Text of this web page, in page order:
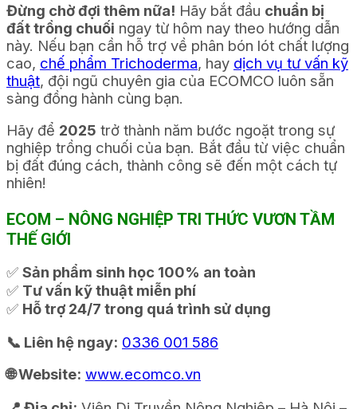
Đừng chờ đợi thêm nữa! Hãy bắt đầu chuẩn bị
đất trồng chuối ngay từ hôm nay theo hướng dẫn
này. Nếu bạn cần hỗ trợ về phân bón lót chất lượng
cao, chế phẩm Trichoderma, hay dịch vụ tư vấn kỹ
thuật, đội ngũ chuyên gia của ECOMCO luôn sẵn
sàng đồng hành cùng bạn.
Hãy để 2025 trở thành năm bước ngoặt trong sự
nghiệp trồng chuối của bạn. Bắt đầu từ việc chuẩn
bị đất đúng cách, thành công sẽ đến một cách tự
nhiên!
ECOM – NÔNG NGHIỆP TRI THỨC VƯƠN TẦM
THẾ GIỚI
✅ Sản phẩm sinh học 100% an toàn
✅ Tư vấn kỹ thuật miễn phí
✅ Hỗ trợ 24/7 trong quá trình sử dụng
📞 Liên hệ ngay: 0336 001 586
🌐 Website: www.ecomco.vn